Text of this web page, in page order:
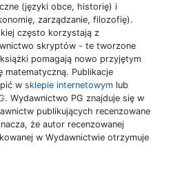
(języki obce, historię) i
zarządzanie, filozofię).
często korzystają z
skryptów - te tworzone
pomagają nowo przyjętym
matematyczną. Publikacje
w sklepie internetowym lub
. Wydawnictwo PG znajduje się w
publikujących recenzowane
że autor recenzowanej
w Wydawnictwie otrzymuje